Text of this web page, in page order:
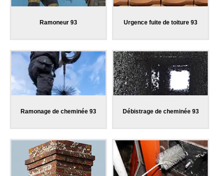
Ramoneur 93 Urgence fuite de toiture 93
Ramonage de cheminée 93 Débistrage de cheminée 93